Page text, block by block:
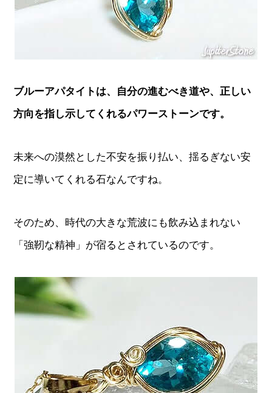
ブルーアパタイトは、自分の進むべき道や、正しい
方向を指し示してくれるパワーストーンです。
未来への漠然とした不安を振り払い、揺るぎない安
定に導いてくれる石なんですね。
そのため、時代の大きな荒波にも飲み込まれない
「強靭な精神」が宿るとされているのです。